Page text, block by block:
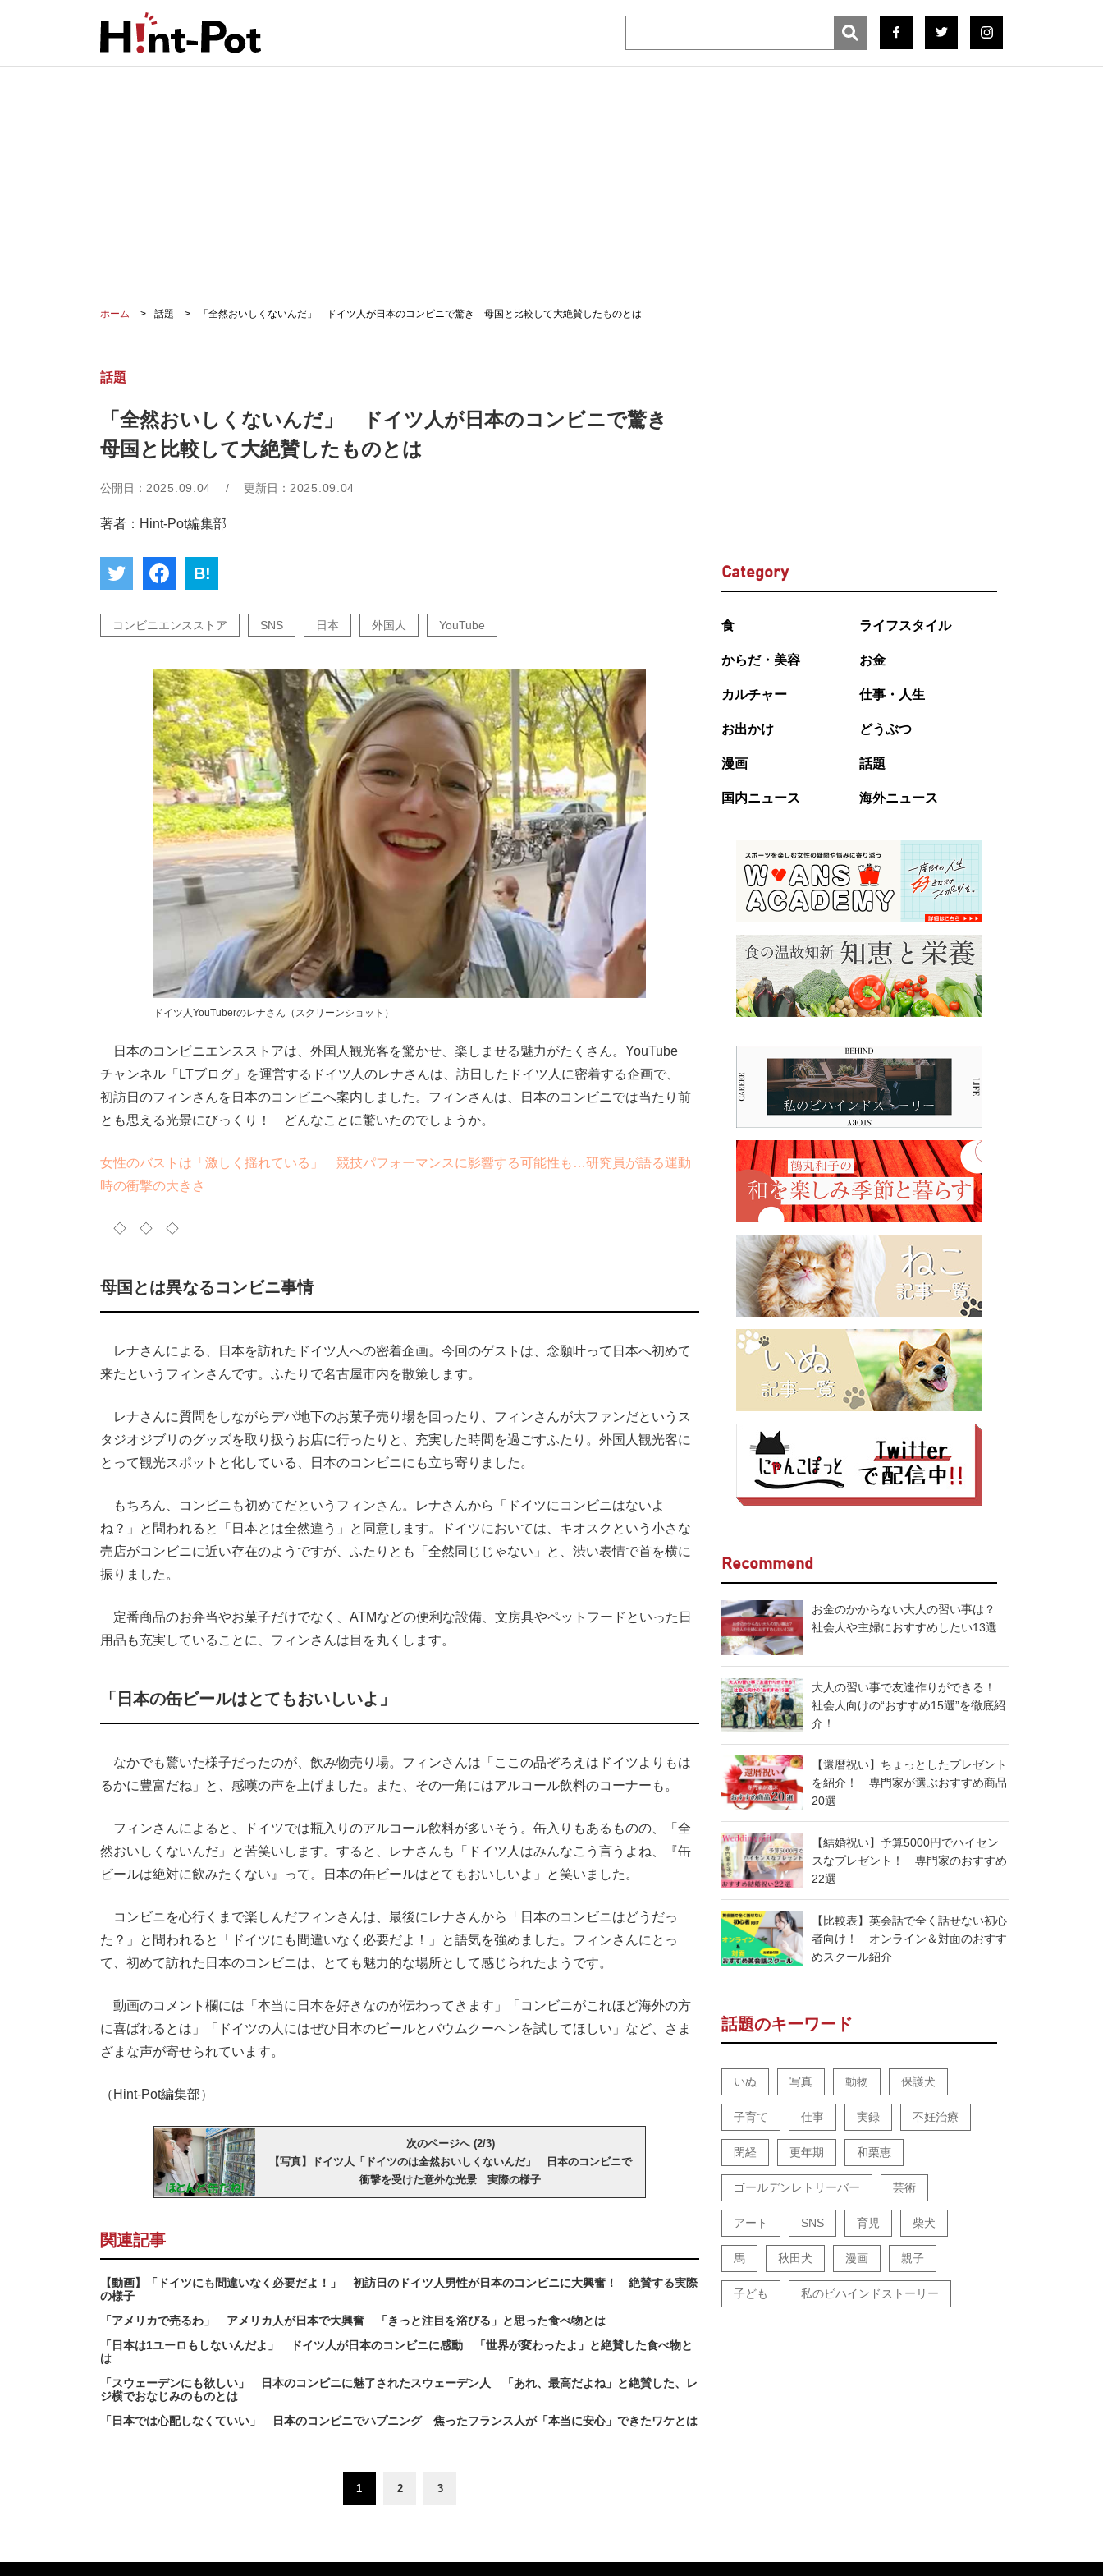
ホーム 話題 「全然おいしくないんだ」 ドイツ人が日本のコンビニで驚き 母国と比較して大絶賛したものとは
話題
「全然おいしくないんだ」 ドイツ人が日本のコンビニで驚き
母国と比較して大絶賛したものとは
公開日： 2025.09.04 / 更新日： 2025.09.04
著者：Hint-Pot編集部
B!
コンビニエンスストア SNS 日本 外国人 YouTube
ドイツ人YouTuberのレナさん（スクリーンショット）
日本のコンビニエンスストアは、外国人観光客を驚かせ、楽しませる魅力がたくさん。YouTube
チャンネル「LTブログ」を運営するドイツ人のレナさんは、訪日したドイツ人に密着する企画で、
初訪日のフィンさんを日本のコンビニへ案内しました。フィンさんは、日本のコンビニでは当たり前
とも思える光景にびっくり！ どんなことに驚いたのでしょうか。
女性のバストは「激しく揺れている」 競技パフォーマンスに影響する可能性も…研究員が語る運動
時の衝撃の大きさ
◇ ◇ ◇
母国とは異なるコンビニ事情
レナさんによる、日本を訪れたドイツ人への密着企画。今回のゲストは、念願叶って日本へ初めて
来たというフィンさんです。ふたりで名古屋市内を散策します。
レナさんに質問をしながらデパ地下のお菓子売り場を回ったり、フィンさんが大ファンだというス
タジオジブリのグッズを取り扱うお店に行ったりと、充実した時間を過ごすふたり。外国人観光客に
とって観光スポットと化している、日本のコンビニにも立ち寄りました。
もちろん、コンビニも初めてだというフィンさん。レナさんから「ドイツにコンビニはないよ
ね？」と問われると「日本とは全然違う」と同意します。ドイツにおいては、キオスクという小さな
売店がコンビニに近い存在のようですが、ふたりとも「全然同じじゃない」と、渋い表情で首を横に
振りました。
定番商品のお弁当やお菓子だけでなく、ATMなどの便利な設備、文房具やペットフードといった日
用品も充実していることに、フィンさんは目を丸くします。
「日本の缶ビールはとてもおいしいよ」
なかでも驚いた様子だったのが、飲み物売り場。フィンさんは「ここの品ぞろえはドイツよりもは
るかに豊富だね」と、感嘆の声を上げました。また、その一角にはアルコール飲料のコーナーも。
フィンさんによると、ドイツでは瓶入りのアルコール飲料が多いそう。缶入りもあるものの、「全
然おいしくないんだ」と苦笑いします。すると、レナさんも「ドイツ人はみんなこう言うよね、『缶
ビールは絶対に飲みたくない』って。日本の缶ビールはとてもおいしいよ」と笑いました。
コンビニを心行くまで楽しんだフィンさんは、最後にレナさんから「日本のコンビニはどうだっ
た？」と問われると「ドイツにも間違いなく必要だよ！」と語気を強めました。フィンさんにとっ
て、初めて訪れた日本のコンビニは、とても魅力的な場所として感じられたようです。
動画のコメント欄には「本当に日本を好きなのが伝わってきます」「コンビニがこれほど海外の方
に喜ばれるとは」「ドイツの人にはぜひ日本のビールとバウムクーヘンを試してほしい」など、さま
ざまな声が寄せられています。
（Hint-Pot編集部）
次のページへ (2/3)
【写真】ドイツ人「ドイツのは全然おいしくないんだ」 日本のコンビニで
衝撃を受けた意外な光景 実際の様子
関連記事
【動画】「ドイツにも間違いなく必要だよ！」 初訪日のドイツ人男性が日本のコンビニに大興奮！ 絶賛する実際
の様子
「アメリカで売るわ」 アメリカ人が日本で大興奮 「きっと注目を浴びる」と思った食べ物とは
「日本は1ユーロもしないんだよ」 ドイツ人が日本のコンビニに感動 「世界が変わったよ」と絶賛した食べ物と
は
「スウェーデンにも欲しい」 日本のコンビニに魅了されたスウェーデン人 「あれ、最高だよね」と絶賛した、レ
ジ横でおなじみのものとは
「日本では心配しなくていい」 日本のコンビニでハプニング 焦ったフランス人が「本当に安心」できたワケとは
1 2 3
Category
食 ライフスタイル
からだ・美容 お金
カルチャー 仕事・人生
お出かけ どうぶつ
漫画 話題
国内ニュース 海外ニュース
Recommend
お金のかからない大人の習い事は？
社会人や主婦におすすめしたい13選
大人の習い事で友達作りができる！
社会人向けの“おすすめ15選”を徹底紹
介！
【還暦祝い】ちょっとしたプレゼント
を紹介！ 専門家が選ぶおすすめ商品
20選
【結婚祝い】予算5000円でハイセン
スなプレゼント！ 専門家のおすすめ
22選
【比較表】英会話で全く話せない初心
者向け！ オンライン＆対面のおすす
めスクール紹介
話題のキーワード
いぬ 写真 動物 保護犬
子育て 仕事 実録 不妊治療
閉経 更年期 和栗恵
ゴールデンレトリーバー 芸術
アート SNS 育児 柴犬
馬 秋田犬 漫画 親子
子ども 私のビハインドストーリー